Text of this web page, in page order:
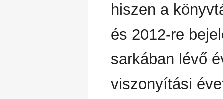
hiszen a
és 2012-re
sarkában lévő
viszonyítási